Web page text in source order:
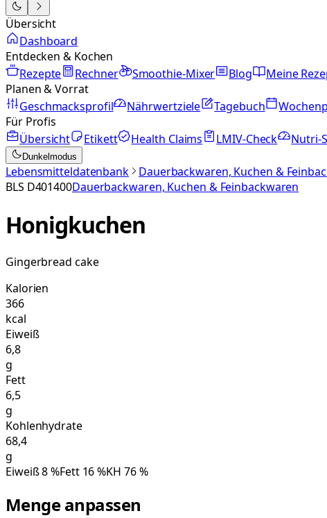
Übersicht
Dashboard
Entdecken & Kochen
Rezepte
Rechner Smoothie-Mixer Blog
Meine
Planen & Vorrat
Geschmacksprofil
Nährwertziele Tagebuch
Für Profis
Übersicht
Etikett Health Claims LMIV-Check Nutri-
Dunkelmodus
Lebensmitteldatenbank Dauerbackwaren, Kuchen &
BLS D401400Dauerbackwaren, Kuchen & Feinbackwaren
Honigkuchen
Gingerbread cake
Kalorien
366
kcal
Eiweiß
6,8
g
Fett
6,5
g
Kohlenhydrate
68,4
g
Eiweiß8%Fett 16%KH 76%
Menge anpassen